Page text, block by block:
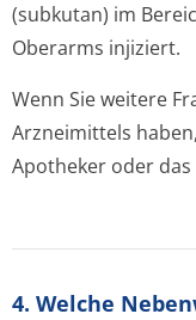
(subkutan) im
Oberarms injiziert.
Wenn Sie weitere
Arzneimittels
Apotheker oder
4. Welche